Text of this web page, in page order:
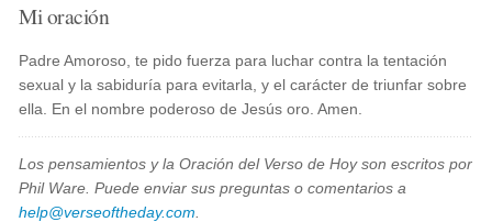
Mi oración
Padre Amoroso, te pido fuerza para luchar contra la tentación
sexual y la sabiduría para evitarla, y el carácter de triunfar sobre
ella. En el nombre poderoso de Jesús oro. Amen.
Los pensamientos y la Oración del Verso de Hoy son escritos por
Phil Ware. Puede enviar sus preguntas o comentarios a
help@verseoftheday.com